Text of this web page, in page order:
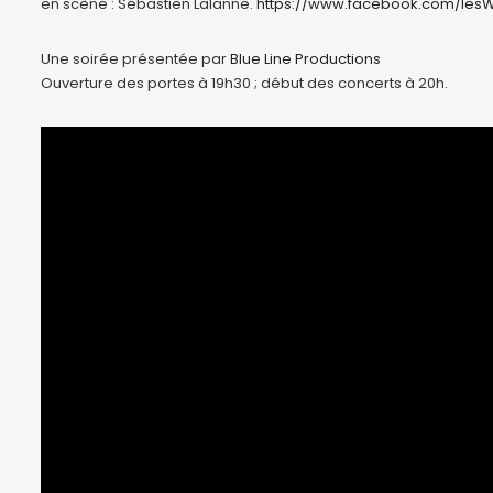
Une soirée présentée parBlue Line Productions
Ouverture des portes à 19h30 ; début des concerts à 20h.